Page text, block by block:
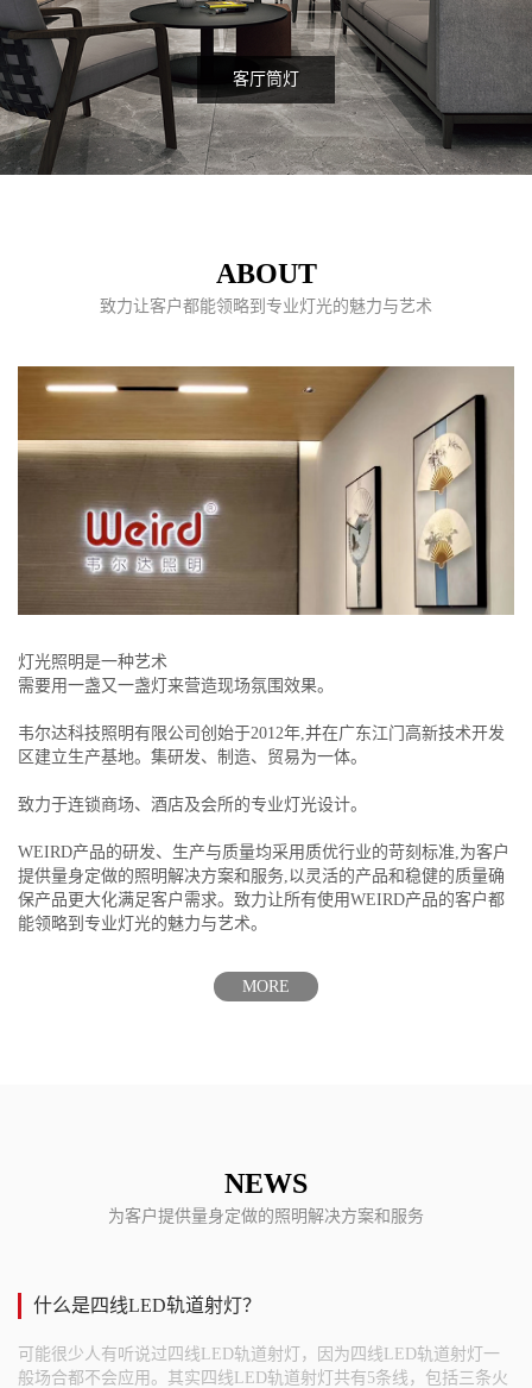
客厅筒灯
ABOUT
致力让客户都能领略到专业灯光的魅力与艺术
灯光照明是一种艺术
需要用一盏又一盏灯来营造现场氛围效果。
韦尔达科技照明有限公司创始于2012年,并在广东江门高新技术开发
区建立生产基地。集研发、制造、贸易为一体。
致力于连锁商场、酒店及会所的专业灯光设计。
WEIRD产品的研发、生产与质量均采用质优行业的苛刻标准,为客户
提供量身定做的照明解决方案和服务,以灵活的产品和稳健的质量确
保产品更大化满足客户需求。致力让所有使用WEIRD产品的客户都
能领略到专业灯光的魅力与艺术。
MORE
NEWS
为客户提供量身定做的照明解决方案和服务
什么是四线LED轨道射灯？
可能很少人有听说过四线LED轨道射灯，因为四线LED轨道射灯一
般场合都不会应用。其实四线LED轨道射灯共有5条线，包括三条火